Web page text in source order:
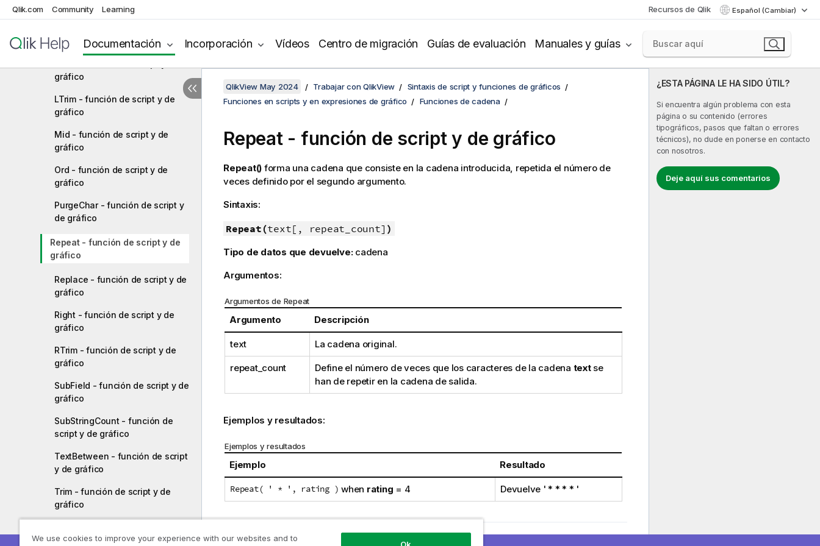
Qlik.com Community Learning Recursos de Qlik Español (Cambiar)
Documentación Incorporación Vídeos Centro de migración Guías de evaluación Manuales y guías
gráfico
script y de gráfico
gráfico
LTrim - función de script y de
gráfico
Mid - función de script y de
gráfico
Ord - función de script y de
gráfico
PurgeChar - función de script y
de gráfico
Repeat - función de script y de
gráfico
Replace - función de script y de
gráfico
Right - función de script y de
gráfico
RTrim - función de script y de
gráfico
SubField - función de script y de
gráfico
SubStringCount - función de
script y de gráfico
TextBetween - función de script
y de gráfico
Trim - función de script y de
gráfico
gráfico
¿ESTA PÁGINA LE HA SIDO ÚTIL?
Si encuentra algún problema con esta
página o su contenido (errores
tipográficos, pasos que faltan o errores
técnicos), no dude en ponerse en contacto
con nosotros.
Deje aquí sus comentarios
QlikView May 2024 Trabajar con QlikView
Sintaxis de script y funciones de gráficos
Funciones en scripts y en expresiones de gráfico
Funciones de cadena
Repeat - función de script y de gráfico
Repeat() forma una cadena que consiste en la cadena introducida, repetida el número de
veces definido por el segundo argumento.
Sintaxis:
Repeat(text[, repeat_count] )
Tipo de datos que devuelve: cadena
Argumentos:
Argumentos de Repeat
Argumento Descripción
text La cadena original.
repeat_count Define el número de veces que los caracteres de la cadena textse
han de repetir en la cadena de salida.
Ejemplos y resultados:
Ejemplos y resultados
Ejemplo Resultado
Repeat( ' * ', rating ) when rating = 4 Devuelve ' * * * * '
Tema anterior
We use cookies to improve your experience with our websites and to